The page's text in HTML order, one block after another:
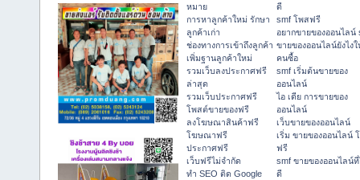
หมาย
การหาลูกค้าใหม่ รักษา
ลูกค้าเก่า
ช่องทางการเข้าถึงลูกค้า
เพิ่มฐานลูกค้าใหม่
รวมเว็บลงประกาศฟรี
ล่าสุด
รวมเว็บประกาศฟรี
โพสต์ขายของฟรี
ลงโฆษณาสินค้าฟรี
โฆษณาฟรี
ประกาศฟรี
เว็บฟรีไม่จำกัด
ทำ SEO ติด Google
ดี
smf โพสฟรี
อยากขายของออนไลน์
ขายของออนไลน์ยังไง
คนซื้อ
smf เริ่มต้นขายของ
ออนไลน์
ไอ เดีย การขายของ
ออนไลน์
เว็บขายของออนไลน์
เริ่ม ขายของออนไลน์
ฟรี
smf ขายของออนไลน์
ดี